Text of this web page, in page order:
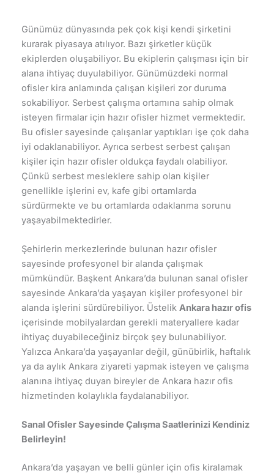
Günümüz dünyasında pek çok kişi kendi şirketini
kurarak piyasaya atılıyor. Bazı şirketler küçük
ekiplerden oluşabiliyor. Bu ekiplerin çalışması için bir
alana ihtiyaç duyulabiliyor. Günümüzdeki normal
ofisler kira anlamında çalışan kişileri zor duruma
sokabiliyor. Serbest çalışma ortamına sahip olmak
isteyen firmalar için hazır ofisler hizmet vermektedir.
Bu ofisler sayesinde çalışanlar yaptıkları işe çok daha
iyi odaklanabiliyor. Ayrıca serbest serbest çalışan
kişiler için hazır ofisler oldukça faydalı olabiliyor.
Çünkü serbest mesleklere sahip olan kişiler
genellikle işlerini ev, kafe gibi ortamlarda
sürdürmekte ve bu ortamlarda odaklanma sorunu
yaşayabilmektedirler.
Şehirlerin merkezlerinde bulunan hazır ofisler
sayesinde profesyonel bir alanda çalışmak
mümkündür. Başkent Ankara’da bulunan sanal ofisler
sayesinde Ankara’da yaşayan kişiler profesyonel bir
alanda işlerini sürdürebiliyor. Üstelik Ankara hazır ofis
içerisinde mobilyalardan gerekli materyallere kadar
ihtiyaç duyabileceğiniz birçok şey bulunabiliyor.
Yalızca Ankara’da yaşayanlar değil, günübirlik, haftalık
ya da aylık Ankara ziyareti yapmak isteyen ve çalışma
alanına ihtiyaç duyan bireyler de Ankara hazır ofis
hizmetinden kolaylıkla faydalanabiliyor.
Sanal Ofisler Sayesinde Çalışma Saatlerinizi Kendiniz
Belirleyin!
Ankara’da yaşayan ve belli günler için ofis kiralamak